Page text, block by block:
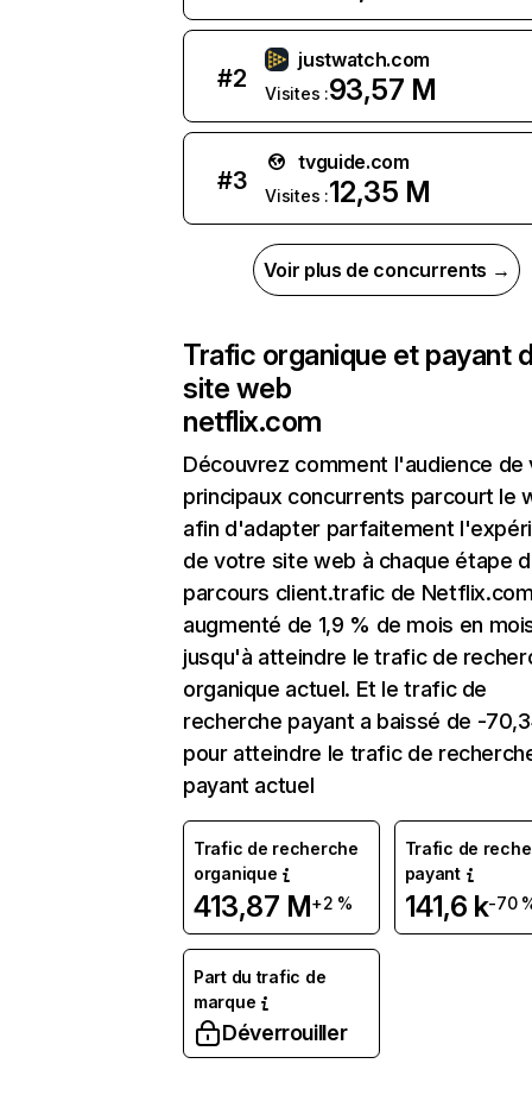
#2
justwatch.com
Visites :93,57 M
#3
tvguide.com
Visites :12,35 M
Voir plus de concurrents →
Trafic organique et payant
site web
netflix.com
Découvrez comment l'audience de
principaux concurrents parcourt le
afin d'adapter parfaitement
de votre site web à chaque étape
parcours client.trafic de
augmenté de 1,9 % de mois en
jusqu'à atteindre le trafic de
organique actuel. Et le trafic de
recherche payant a baissé de -
pour atteindre le trafic de
payant actuel
Trafic de recherche
organique
413,87 M+2 %
Trafic de
payant
141,6 k-70
Part du trafic de
marque
Déverrouiller